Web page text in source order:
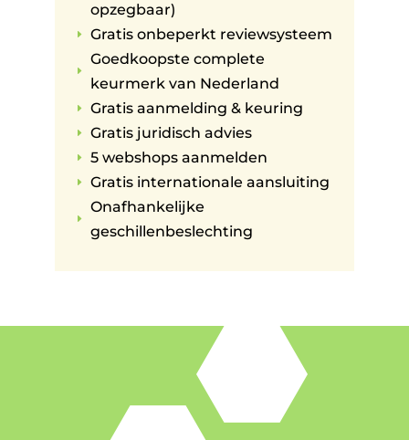
opzegbaar)
E Gratis onbeperkt reviewsysteem
E
Goedkoopste complete
keurmerk van Nederland
E Gratis aanmelding & keuring
E Gratis juridisch advies
E 5 webshops aanmelden
E Gratis internationale aansluiting
E
Onafhankelijke
geschillenbeslechting